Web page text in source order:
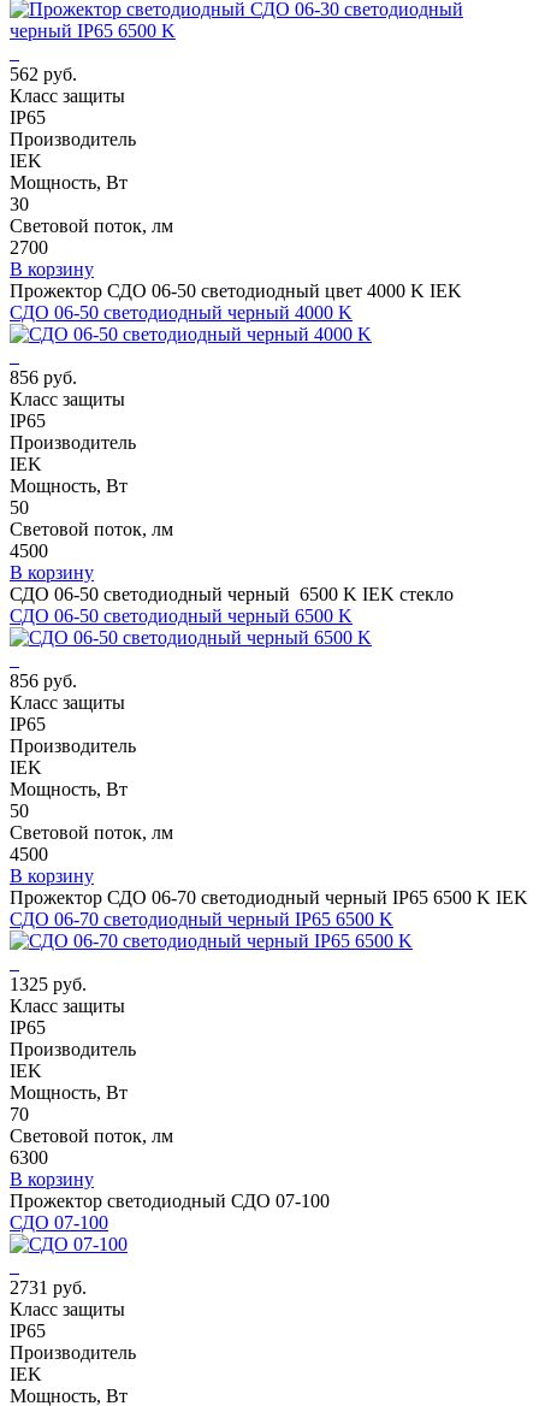
562 руб.
Класс защиты
IP65
Производитель
IEK
Мощность, Вт
30
Световой поток, лм
2700
В корзину
Прожектор СДО 06-50 светодиодный цвет 4000 K IEK
СДО 06-50 светодиодный черный 4000 K
856 руб.
Класс защиты
IP65
Производитель
IEK
Мощность, Вт
50
Световой поток, лм
4500
В корзину
СДО 06-50 светодиодный черный 6500 K IEK стекло
СДО 06-50 светодиодный черный 6500 K
856 руб.
Класс защиты
IP65
Производитель
IEK
Мощность, Вт
50
Световой поток, лм
4500
В корзину
Прожектор СДО 06-70 светодиодный черный IP65 6500 K IEK
СДО 06-70 светодиодный черный IP65 6500 K
1325 руб.
Класс защиты
IP65
Производитель
IEK
Мощность, Вт
70
Световой поток, лм
6300
В корзину
Прожектор светодиодный СДО 07-100
СДО 07-100
2731 руб.
Класс защиты
IP65
Производитель
IEK
Мощность, Вт